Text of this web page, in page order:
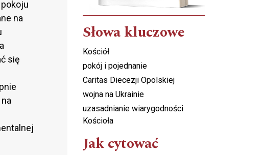
na
się
Słowa kluczowe
Kościół
pokój i pojednanie
Caritas Diecezji Opolskiej
wojna na Ukrainie
uzasadnianie wiarygodności
Kościoła
Jak cytować